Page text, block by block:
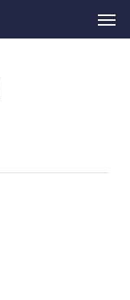
Menu